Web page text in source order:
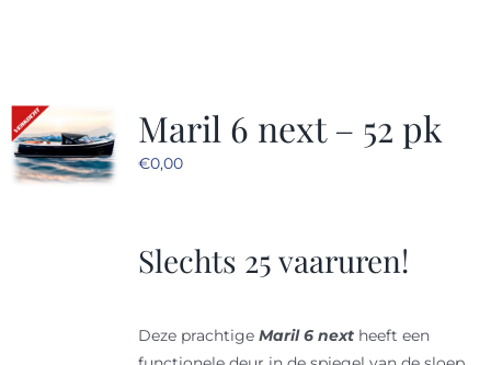
Maril 6 next – 52 pk
€0,00
Slechts 25 vaaruren!
Deze prachtige Maril 6 nextheeft een